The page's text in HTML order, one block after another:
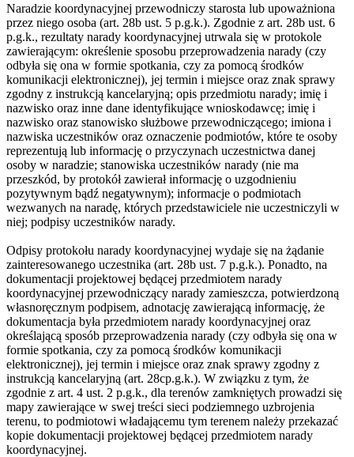
Naradzie koordynacyjnej przewodniczy starosta lub upoważniona
przez niego osoba (art. 28b ust. 5 p.g.k.). Zgodnie z art. 28b ust. 6
p.g.k., rezultaty narady koordynacyjnej utrwala się w protokole
zawierającym: określenie sposobu przeprowadzenia narady (czy
odbyła się ona w formie spotkania, czy za pomocą środków
komunikacji elektronicznej), jej termin i miejsce oraz znak sprawy
zgodny z instrukcją kancelaryjną; opis przedmiotu narady; imię i
nazwisko oraz inne dane identyfikujące wnioskodawcę; imię i
nazwisko oraz stanowisko służbowe przewodniczącego; imiona i
nazwiska uczestników oraz oznaczenie podmiotów, które te osoby
reprezentują lub informację o przyczynach uczestnictwa danej
osoby w naradzie; stanowiska uczestników narady (nie ma
przeszkód, by protokół zawierał informację o uzgodnieniu
pozytywnym bądź negatywnym); informacje o podmiotach
wezwanych na naradę, których przedstawiciele nie uczestniczyli w
niej; podpisy uczestników narady.
Odpisy protokołu narady koordynacyjnej wydaje się na żądanie
zainteresowanego uczestnika (art. 28b ust. 7 p.g.k.). Ponadto, na
dokumentacji projektowej będącej przedmiotem narady
koordynacyjnej przewodniczący narady zamieszcza, potwierdzoną
własnoręcznym podpisem, adnotację zawierającą informację, że
dokumentacja była przedmiotem narady koordynacyjnej oraz
określającą sposób przeprowadzenia narady (czy odbyła się ona w
formie spotkania, czy za pomocą środków komunikacji
elektronicznej), jej termin i miejsce oraz znak sprawy zgodny z
instrukcją kancelaryjną (art. 28cp.g.k.). W związku z tym, że
zgodnie z art. 4 ust. 2 p.g.k., dla terenów zamkniętych prowadzi się
mapy zawierające w swej treści sieci podziemnego uzbrojenia
terenu, to podmiotowi władającemu tym terenem należy przekazać
kopie dokumentacji projektowej będącej przedmiotem narady
koordynacyjnej.